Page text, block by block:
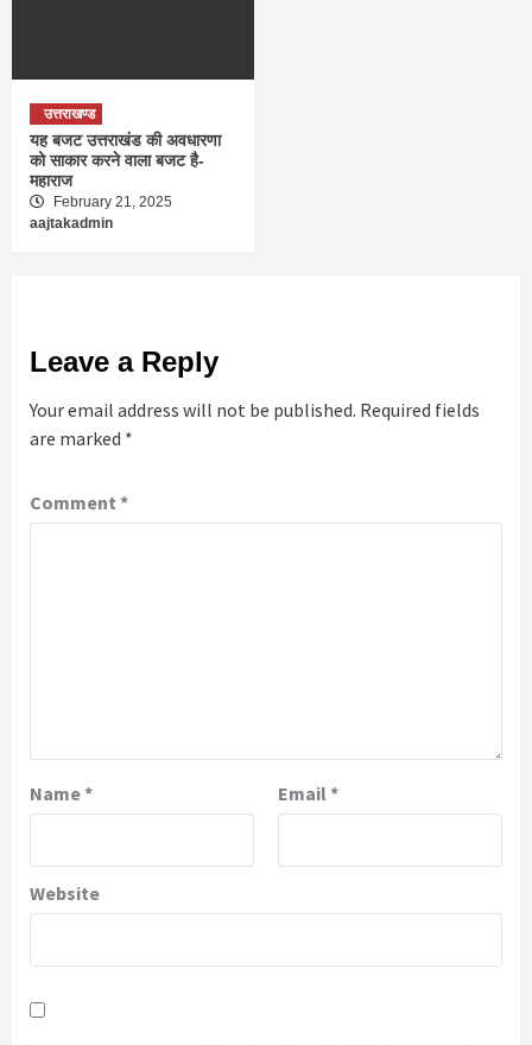
उत्तराखण्ड
यह बजट उत्तराखंड की अवधारणा
को साकार करने वाला बजट है-
महाराज
February 21, 2025
aajtakadmin
Leave a Reply
Your email address will not be published. Required fields
are marked *
Comment *
Name* Email*
Website